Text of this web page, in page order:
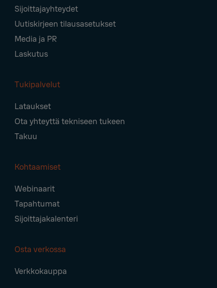
Sijoittajayhteydet
Uutiskirjeen tilausasetukset
Media ja PR
Laskutus
Tukipalvelut
Lataukset
Ota yhteyttä tekniseen tukeen
Takuu
Kohtaamiset
Webinaarit
Tapahtumat
Sijoittajakalenteri
Osta verkossa
Verkkokauppa